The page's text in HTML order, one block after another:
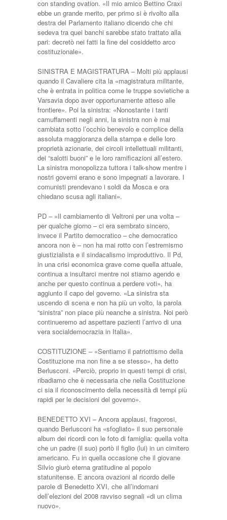
con standing ovation. «Il mio amico Bettino Craxi
ebbe un grande merito, per primo si è rivolto alla
destra del Parlamento italiano dicendo che chi
sedeva tra quei banchi sarebbe stato trattato alla
pari: decretò nei fatti la fine del cosiddetto arco
costituzionale».
SINISTRA E MAGISTRATURA – Molti più applausi
quando il Cavaliere cita la «magistratura militante,
che è entrata in politica come le truppe sovietiche a
Varsavia dopo aver opportunamente atteso alle
frontiere». Poi la sinistra: «Nonostante i tanti
camuffamenti negli anni, la sinistra non è mai
cambiata sotto l’occhio benevolo e complice della
assoluta maggioranza della stampa e delle loro
proprietà azionarie, dei circoli intellettuali militanti,
dei “salotti buoni” e le loro ramificazioni all’estero.
La sinistra monopolizza tuttora i talk-show mentre i
nostri governi erano e sono impegnati a lavorare. I
comunisti prendevano i soldi da Mosca e ora
chiedano scusa agli italiani».
PD – «Il cambiamento di Veltroni per una volta –
per qualche giorno – ci era sembrato sincero,
invece il Partito democratico – che democratico
ancora non è – non ha mai rotto con l’estremismo
giustizialista e il sindacalismo improduttivo. Il Pd,
in una crisi economica grave come quella attuale,
continua a insultarci mentre noi stiamo agendo e
anche per questo continua a perdere voti», ha
aggiunto il capo del governo. «La sinistra sta
uscendo di scena e non ha più un volto, la parola
“sinistra” non piace più neanche a sinistra. Noi però
continueremo ad aspettare pazienti l’arrivo di una
vera socialdemocrazia in Italia».
COSTITUZIONE – «Sentiamo il patriottismo della
Costituzione ma non fine a se stesso», ha detto
Berlusconi. «Perciò, proprio in questi tempi di crisi,
ribadiamo che è necessaria che nella Costituzione
ci sia il riconoscimento della necessità di tempi più
rapidi per le decisioni del governo».
BENEDETTO XVI – Ancora applausi, fragorosi,
quando Berlusconi ha «sfogliato» il suo personale
album dei ricordi con le foto di famiglia: quella volta
che un padre (il suo) portò il figlio (lui) in un cimitero
americano. Fu in quella occasione che il giovane
Silvio giurò eterna gratitudine al popolo
statunitense. E ancora ovazioni al ricordo delle
parole di Benedetto XVI, che all’indomani
dell’elezioni del 2008 ravviso segnali «di un clima
nuovo».